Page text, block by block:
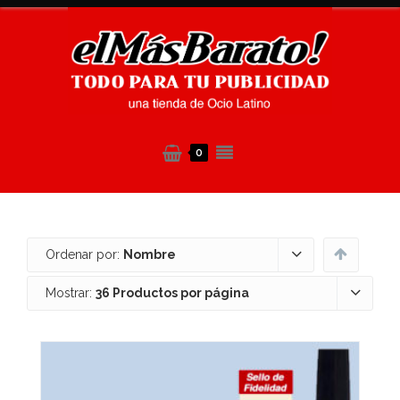
0
Ordenar por: Nombre
Mostrar: 36 Productos por página